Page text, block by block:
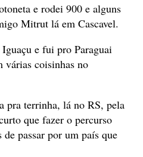
e rodei 900 e alguns
Mitrut lá em Cascavel.
e fui pro Paraguai
várias coisinhas no
pra terrinha, lá no RS, pela
que fazer o percurso
passar por um país que